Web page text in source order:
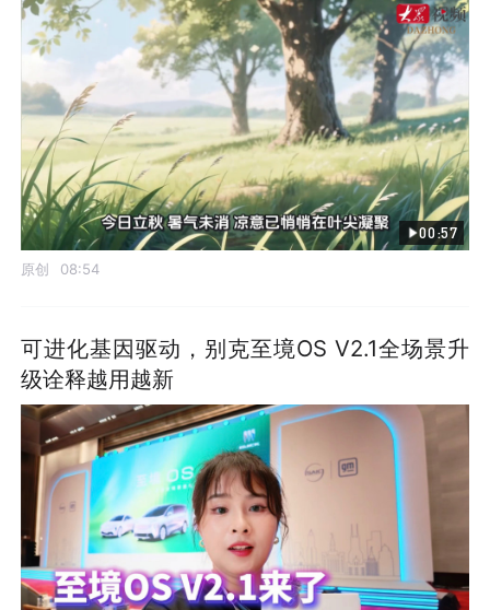
00:57
原创 08:54
可进化基因驱动，别克至境OS V2.1全场景升
级诠释越用越新